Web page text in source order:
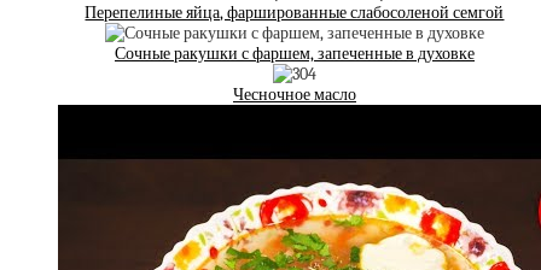
Перепелиные яйца, фаршированные слабосоленой семгой
Сочные ракушки с фаршем, запеченные в духовке
Чесночное масло